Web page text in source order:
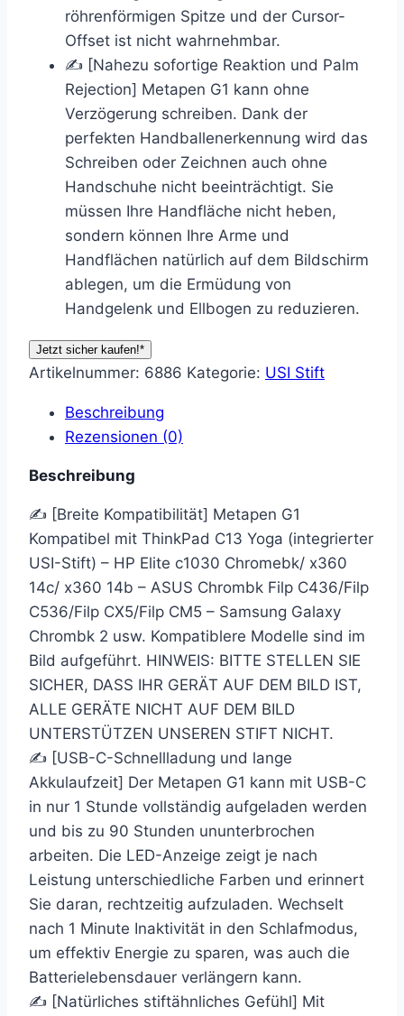
röhrenförmigen Spitze und der Cursor-
Offset ist nicht wahrnehmbar.
✍ [Nahezu sofortige Reaktion und Palm
Rejection] Metapen G1 kann ohne
Verzögerung schreiben. Dank der
perfekten Handballenerkennung wird das
Schreiben oder Zeichnen auch ohne
Handschuhe nicht beeinträchtigt. Sie
müssen Ihre Handfläche nicht heben,
sondern können Ihre Arme und
Handflächen natürlich auf dem Bildschirm
ablegen, um die Ermüdung von
Handgelenk und Ellbogen zu reduzieren.
Jetzt sicher kaufen!*
Artikelnummer: 6886 Kategorie: USI Stift
Beschreibung
Rezensionen (0)
Beschreibung
✍ [Breite Kompatibilität] Metapen G1
Kompatibel mit ThinkPad C13 Yoga (integrierter
USI-Stift) – HP Elite c1030 Chromebk/ x360
14c/ x360 14b – ASUS Chrombk Filp C436/Filp
C536/Filp CX5/Filp CM5 – Samsung Galaxy
Chrombk 2 usw. Kompatiblere Modelle sind im
Bild aufgeführt. HINWEIS: BITTE STELLEN SIE
SICHER, DASS IHR GERÄT AUF DEM BILD IST,
ALLE GERÄTE NICHT AUF DEM BILD
UNTERSTÜTZEN UNSEREN STIFT NICHT.
✍ [USB-C-Schnellladung und lange
Akkulaufzeit] Der Metapen G1 kann mit USB-C
in nur 1 Stunde vollständig aufgeladen werden
und bis zu 90 Stunden ununterbrochen
arbeiten. Die LED-Anzeige zeigt je nach
Leistung unterschiedliche Farben und erinnert
Sie daran, rechtzeitig aufzuladen. Wechselt
nach 1 Minute Inaktivität in den Schlafmodus,
um effektiv Energie zu sparen, was auch die
Batterielebensdauer verlängern kann.
✍ [Natürliches stiftähnliches Gefühl] Mit